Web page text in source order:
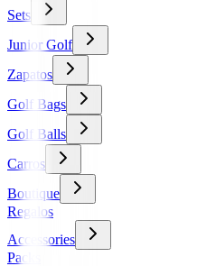
Sets
Junior Golf
Zapatos
Golf Bags
Golf Balls
Carros
Boutique
Regalos
Accessories
Packs